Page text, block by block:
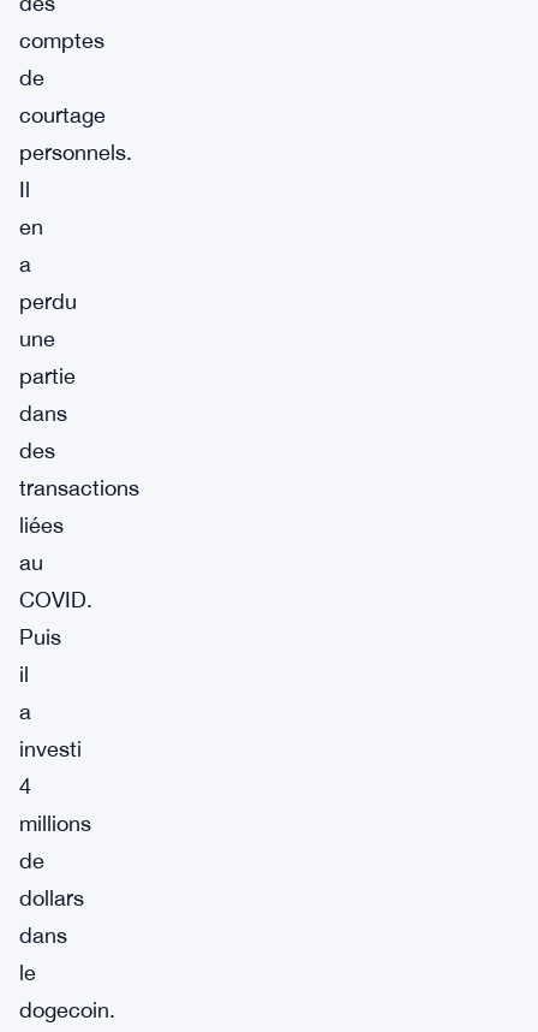
comptes
de
courtage
personnels.
Il
en
a
perdu
une
partie
dans
des
transactions
liées
au
COVID.
Puis
il
a
investi
4
millions
de
dollars
dans
le
dogecoin.